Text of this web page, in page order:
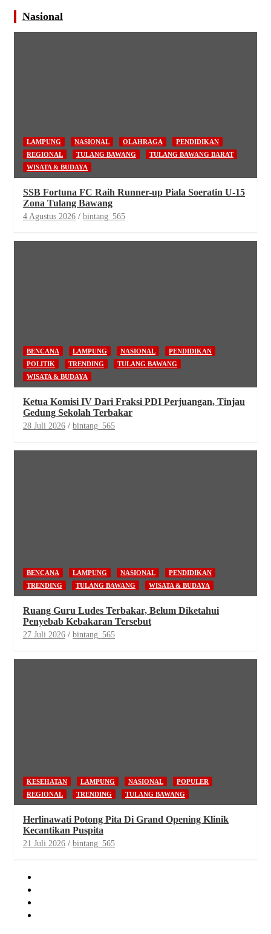
Nasional
LAMPUNG NASIONAL OLAHRAGA
PENDIDIKAN
REGIONAL
TULANG BAWANG
TULANG BAWANG BARAT
WISATA & BUDAYA
SSB Fortuna FC Raih Runner-up Piala Soeratin U-15
Zona Tulang Bawang
4 Agustus 2026 bintang_565
BENCANA LAMPUNG NASIONAL
PENDIDIKAN
POLITIK
TRENDING
TULANG BAWANG
WISATA & BUDAYA
Ketua Komisi IV Dari Fraksi PDI Perjuangan, Tinjau
Gedung Sekolah Terbakar
28 Juli 2026 bintang_565
BENCANA LAMPUNG NASIONAL
PENDIDIKAN
TRENDING
TULANG BAWANG WISATA & BUDAYA
Ruang Guru Ludes Terbakar, Belum Diketahui
Penyebab Kebakaran Tersebut
27 Juli 2026 bintang_565
KESEHATAN LAMPUNG NASIONAL
POPULER
REGIONAL
TRENDING TULANG BAWANG
Herlinawati Potong Pita Di Grand Opening Klinik
Kecantikan Puspita
21 Juli 2026 bintang_565